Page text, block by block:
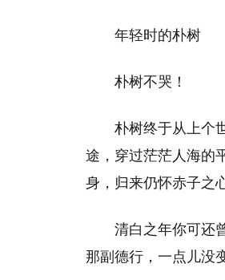
年轻时的朴树
朴树不哭！
朴树终于从上个
途，穿过茫茫人海的
身，归来仍怀赤子之
清白之年你可还
那副德行，一点儿没